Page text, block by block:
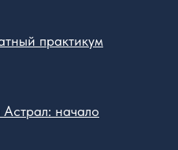
начало
практикум